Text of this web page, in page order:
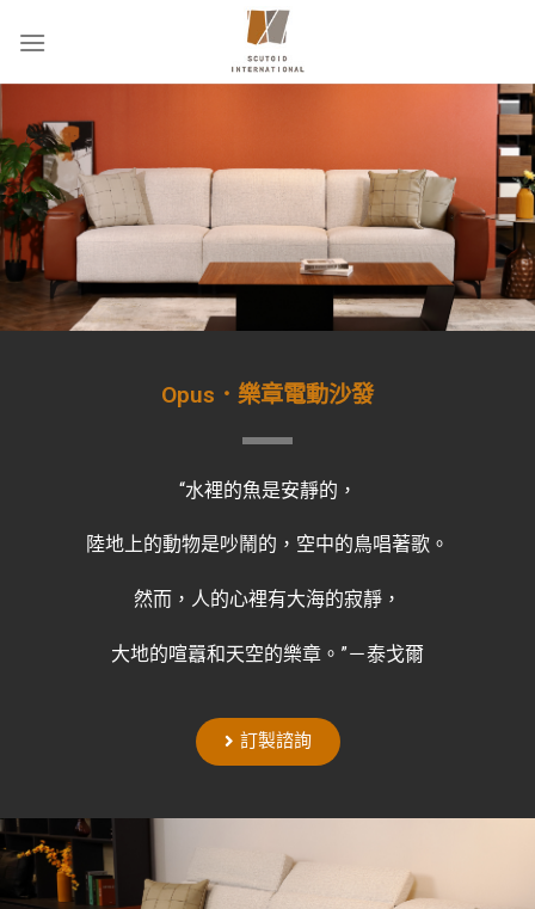
Opus．樂章電動沙發
“水裡的魚是安靜的，
陸地上的動物是吵鬧的， 空中的鳥唱著歌。
然而，人的心裡有大海的寂靜，
大地的喧囂和天空的樂章。 ”－泰戈爾
訂製諮詢